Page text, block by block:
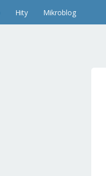
Hity Mikroblog